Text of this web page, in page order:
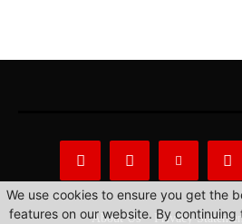
About Us Privacy
We use cookies to ensure you get the
features on our website. By continuing